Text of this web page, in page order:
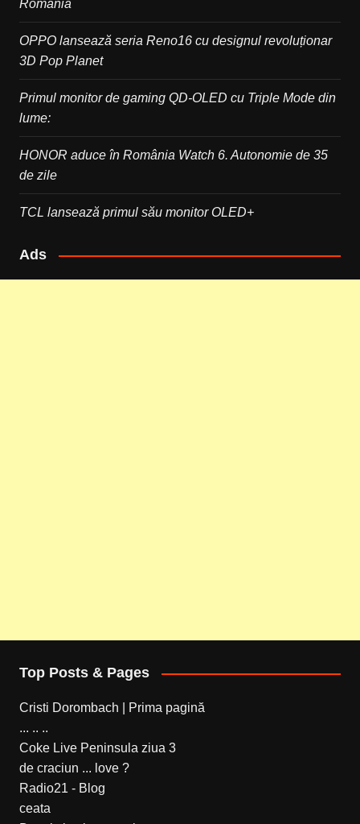
România
OPPO lansează seria Reno16 cu designul revoluționar
3D Pop Planet
Primul monitor de gaming QD-OLED cu Triple Mode din
lume:
HONOR aduce în România Watch 6. Autonomie de 35
de zile
TCL lansează primul său monitor OLED+
Ads
Top Posts & Pages
Cristi Dorombach | Prima pagină
... .. ..
Coke Live Peninsula ziua 3
de craciun ... love ?
Radio21 - Blog
ceata